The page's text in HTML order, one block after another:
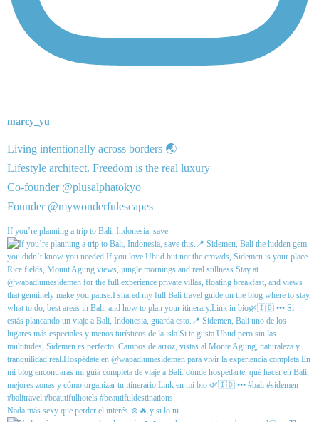
marcy_yu
Living intentionally across borders 🌏
Lifestyle architect. Freedom is the real luxury
Co-founder @plusalphatokyo
Founder @mywonderfulescapes
If you’re planning a trip to Bali, Indonesia, save
Nada más sexy que perder el interés ☺️🔥 y si lo ni